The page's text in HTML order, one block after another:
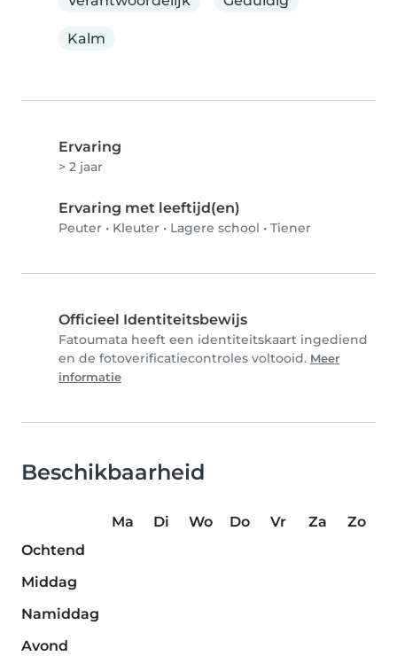
Kalm
Ervaring
> 2 jaar
Ervaring met leeftijd(en)
Peuter • Kleuter • Lagere school • Tiener
Officieel Identiteitsbewijs
Fatoumata heeft een identiteitskaart ingediend
en de fotoverificatiecontroles voltooid. Meer
informatie
Beschikbaarheid
Ma Di Wo Do Vr Za
Zo
Ochtend
Middag
Namiddag
Avond